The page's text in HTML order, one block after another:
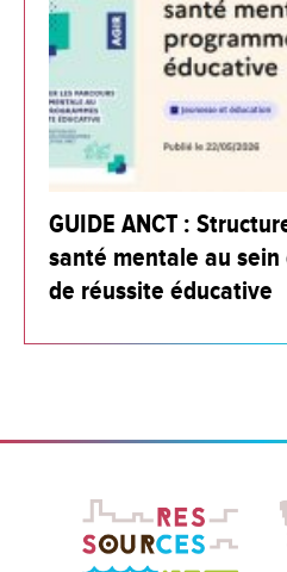
GUIDE ANCT :
santé mentale au
de réussite éducative